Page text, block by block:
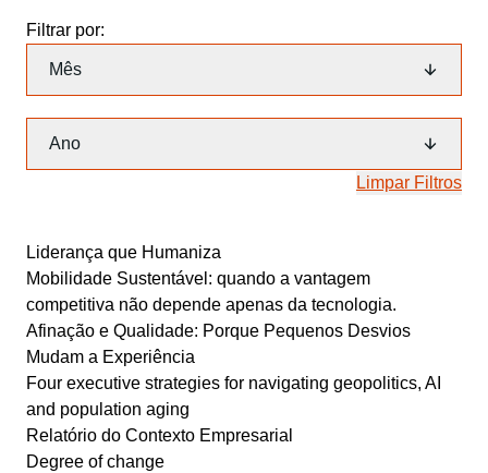
Filtrar por:
Mês
Ano
Limpar Filtros
Liderança que Humaniza
Mobilidade Sustentável: quando a vantagem
competitiva não depende apenas da tecnologia.
Afinação e Qualidade: Porque Pequenos Desvios
Mudam a Experiência
Four executive strategies for navigating geopolitics, AI
and population aging
Relatório do Contexto Empresarial
Degree of change